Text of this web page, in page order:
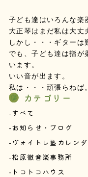
カテゴリー
すべて
お知らせ・ブログ
ヴォイトレ塾カレンダ
松原徹音楽事務所
トコトコハウス
子ども達はいろんな楽
大正琴はまだ私は大丈
しかし・・・ギターは
でも、子ども達は指が
います。
いい音が出ます。
私は・・・頑張らねば。